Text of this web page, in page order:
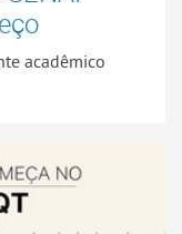
acadêmico